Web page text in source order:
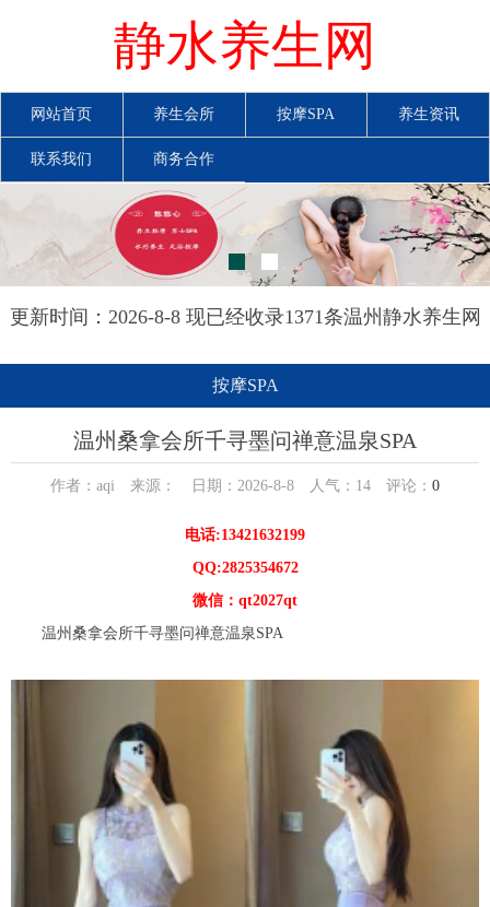
静水养生网
网站首页 养生会所 按摩SPA 养生资讯
联系我们 商务合作
更新时间：2026-8-8 现已经收录1371条温州静水养生网
按摩SPA
温州桑拿会所千寻墨问禅意温泉SPA
作者：aqi 来源： 日期：2026-8-8 人气： 14 评论： 0
电话:13421632199
QQ:2825354672
微信：qt2027qt
温州桑拿会所千寻墨问禅意温泉SPA